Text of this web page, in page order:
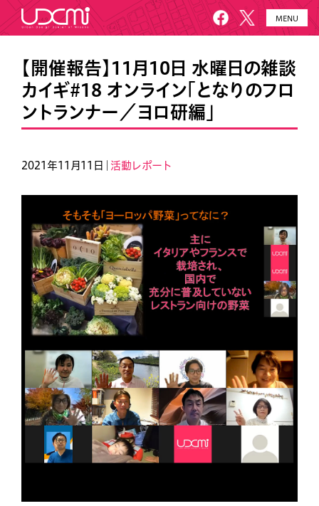
MENU
HOME UDCMiとは
施設概要 美園について
お知らせ
【開催報告】11月10日 水曜日の雑談
カイギ#18 オンライン「となりのフロ
ントランナー／ヨロ研編」
2021年11月11日｜ 活動レポート